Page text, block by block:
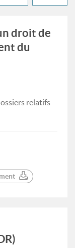
droit de
du
relatifs